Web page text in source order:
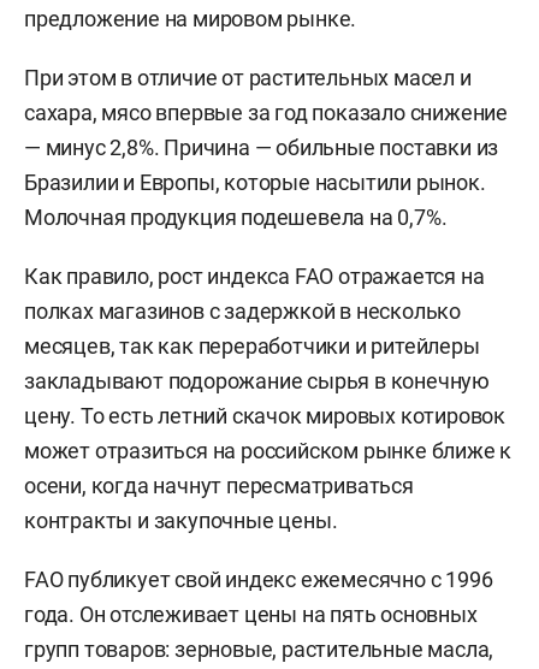
предложение на мировом рынке.
При этом в отличие от растительных масел и
сахара, мясо впервые за год показало снижение
— минус 2,8%. Причина — обильные поставки из
Бразилии и Европы, которые насытили рынок.
Молочная продукция подешевела на 0,7%.
Как правило, рост индекса FAO отражается на
полках магазинов с задержкой в несколько
месяцев, так как переработчики и ритейлеры
закладывают подорожание сырья в конечную
цену. То есть летний скачок мировых котировок
может отразиться на российском рынке ближе к
осени, когда начнут пересматриваться
контракты и закупочные цены.
FAO публикует свой индекс ежемесячно с 1996
года. Он отслеживает цены на пять основных
групп товаров: зерновые, растительные масла,